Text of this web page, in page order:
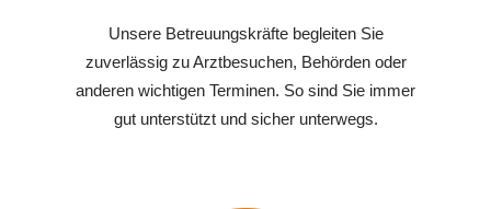
Unsere Betreuungskräfte begleiten Sie
zuverlässig zu Arztbesuchen, Behörden oder
anderen wichtigen Terminen. So sind Sie immer
gut unterstützt und sicher unterwegs.